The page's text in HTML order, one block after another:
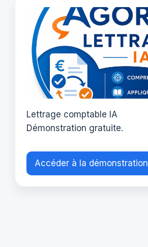
Lettrage comptable IA
Démonstration gratuite.
Accéder à la démonstration